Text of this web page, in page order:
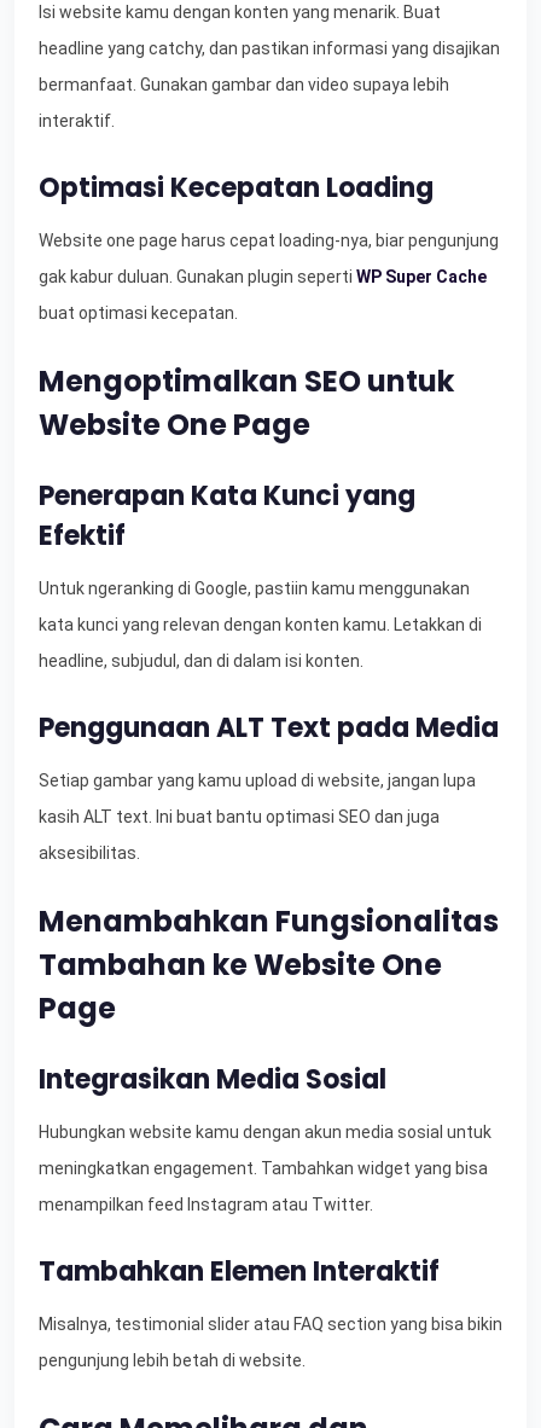
Isi website kamu dengan konten yang menarik. Buat
headline yang catchy, dan pastikan informasi yang disajikan
bermanfaat. Gunakan gambar dan video supaya lebih
interaktif.
Optimasi Kecepatan Loading
Website one page harus cepat loading-nya, biar pengunjung
gak kabur duluan. Gunakan plugin seperti WP Super Cache
buat optimasi kecepatan.
Mengoptimalkan SEO untuk
Website One Page
Penerapan Kata Kunci yang
Efektif
Untuk ngeranking di Google, pastiin kamu menggunakan
kata kunci yang relevan dengan konten kamu. Letakkan di
headline, subjudul, dan di dalam isi konten.
Penggunaan ALT Text pada Media
Setiap gambar yang kamu upload di website, jangan lupa
kasih ALT text. Ini buat bantu optimasi SEO dan juga
aksesibilitas.
Menambahkan Fungsionalitas
Tambahan ke Website One
Page
Integrasikan Media Sosial
Hubungkan website kamu dengan akun media sosial untuk
meningkatkan engagement. Tambahkan widget yang bisa
menampilkan feed Instagram atau Twitter.
Tambahkan Elemen Interaktif
Misalnya, testimonial slider atau FAQ section yang bisa bikin
pengunjung lebih betah di website.